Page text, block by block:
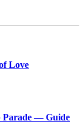
Love
Parade — Guide